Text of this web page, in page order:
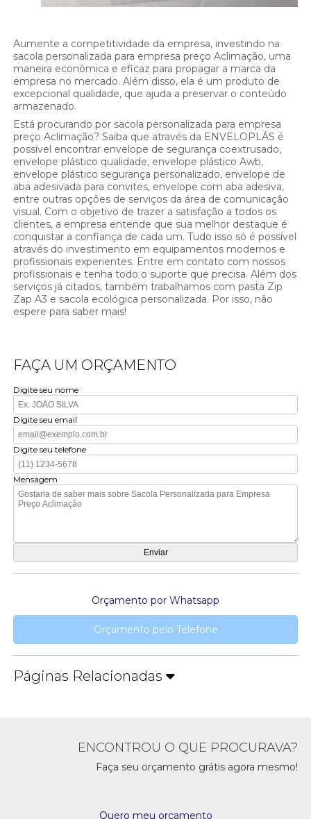
Aumente a competitividade da empresa, investindo na
sacola personalizada para empresa preço Aclimação, uma
maneira econômica e eficaz para propagar a marca da
empresa no mercado. Além disso, ela é um produto de
excepcional qualidade, que ajuda a preservar o conteúdo
armazenado.
Está procurando por sacola personalizada para empresa
preço Aclimação? Saiba que através da ENVELOPLÁS é
possível encontrar envelope de segurança coextrusado,
envelope plástico qualidade, envelope plástico Awb,
envelope plástico segurança personalizado, envelope de
aba adesivada para convites, envelope com aba adesiva,
entre outras opções de serviços da área de comunicação
visual. Com o objetivo de trazer a satisfação a todos os
clientes, a empresa entende que sua melhor destaque é
conquistar a confiança de cada um. Tudo isso só é possível
através do investimento em equipamentos modernos e
profissionais experientes. Entre em contato com nossos
profissionais e tenha todo o suporte que precisa. Além dos
serviços já citados, também trabalhamos com pasta Zip
Zap A3 e sacola ecológica personalizada. Por isso, não
espere para saber mais!
FAÇA UM ORÇAMENTO
Digite seu nome
Digite seu email
Digite seu telefone
Mensagem
Orçamento por Whatsapp
Orçamento pelo Telefone
Páginas Relacionadas
ENCONTROU O QUE PROCURAVA?
Faça seu orçamento grátis agora mesmo!
Quero meu orçamento